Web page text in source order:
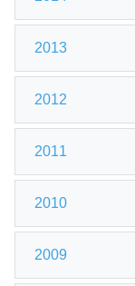
2013
2012
2011
2010
2009